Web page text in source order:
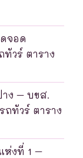
จอด
วร์ ตาราง
ง – บขส.
ถทัวร์ ตาราง
ห่งที่ 1 –